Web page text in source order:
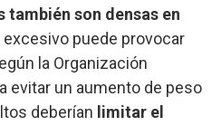
también son densas en
puede provocar
la Organización
evitar un aumento de peso
deberían limitar el